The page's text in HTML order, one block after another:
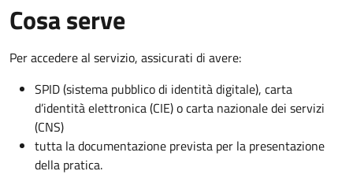
Cosa serve
Per accedere al servizio, assicurati di avere:
SPID (sistema pubblico di identità digitale), carta
d’identità elettronica (CIE) o carta nazionale dei servizi
(CNS)
tutta la documentazione prevista per la presentazione
della pratica.